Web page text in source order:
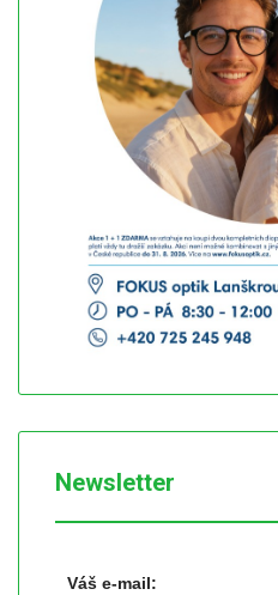
Newsletter
Váš e-mail: